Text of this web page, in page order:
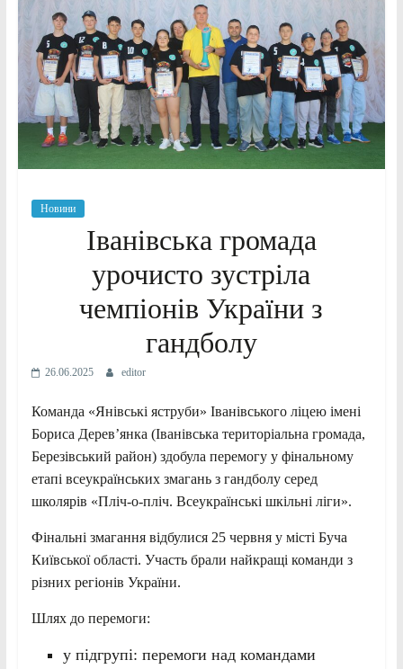
Новини
Іванівська громада
урочисто зустріла
чемпіонів України з
гандболу
26.06.2025 editor
Команда «Янівські яструби» Іванівського ліцею імені
Бориса Дерев’янка (Іванівська територіальна громада,
Березівський район) здобула перемогу у фінальному
етапі всеукраїнських змагань з гандболу серед
школярів «Пліч-о-пліч. Всеукраїнські шкільні ліги».
Фінальні змагання відбулися 25 червня у місті Буча
Київської області. Участь брали найкращі команди з
різних регіонів України.
Шлях до перемоги:
у підгрупі: перемоги над командами